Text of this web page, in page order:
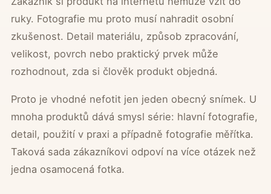
ruky. Fotografie mu proto musí nahradit osobní
zkušenost. Detail materiálu, způsob zpracování,
velikost, povrch nebo praktický prvek může
rozhodnout, zda si člověk produkt objedná.
Proto je vhodné nefotit jen jeden obecný snímek. U
mnoha produktů dává smysl série: hlavní fotografie,
detail, použití v praxi a případně fotografie měřítka.
Taková sada zákazníkovi odpoví na více otázek než
jedna osamocená fotka.